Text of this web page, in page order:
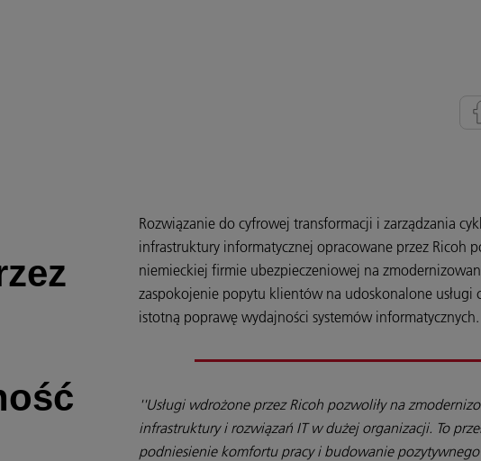
Rozwiązanie do cyfrowej transformacji i zarządzania
infrastruktury informatycznej opracowane przez Ricoh
niemieckiej firmie ubezpieczeniowej na
zaspokojenie popytu klientów na udoskonalone usługi
istotną poprawę wydajności systemów informatycznych.
''Usługi wdrożone przez Ricoh pozwoliły na
infrastruktury i rozwiązań IT w dużej organizacji. To
podniesienie komfortu pracy i budowanie